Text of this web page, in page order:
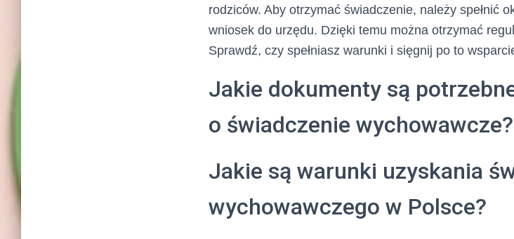
rodziców. Aby otrzymać świadczenie, należy spełnić
wniosek do urzędu. Dzięki temu można otrzymać
Sprawdź, czy spełniasz warunki i sięgnij po to
Jakie dokumenty są
o świadczenie wychowawcze?
Jakie są warunki uzyskania
wychowawczego w Polsce?